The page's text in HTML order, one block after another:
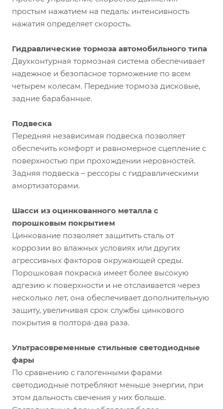
простым нажатием на педаль: интенсивность
нажатия определяет скорость.
Гидравлические тормоза автомобильного типа
Двухконтурная тормозная система обеспечивает
надежное и безопасное торможение по всем
четырем колесам. Передние тормоза дисковые,
задние барабанные.
Подвеска
Передняя независимая подвеска позволяет
обеспечить комфорт и равномерное сцепление с
поверхностью при прохождении неровностей.
Задняя подвеска – рессоры с гидравлическими
амортизаторами.
Шасси из оцинкованного металла с
порошковым покрытием
Цинкование позволяет защитить сталь от
коррозии во влажных условиях или других
агрессивных факторов окружающей среды.
Порошковая покраска имеет более высокую
адгезию к поверхности и не отслаивается через
несколько лет, она обеспечивает дополнительную
защиту, увеличивая срок службы цинкового
покрытия в полтора-два раза.
Ультрасовременные стильные светодиодные
фары
По сравнению с галогенными фарами
светодиодные потребляют меньше энергии, при
этом дальность свечения у них больше.